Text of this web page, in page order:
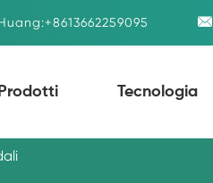

Prodotti Tecnologia